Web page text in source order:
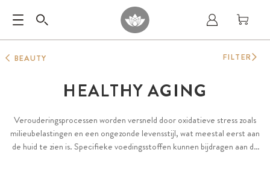
BEAUTY
HEALTHY AGING
Verouderingsprocessen worden versneld door oxidatieve stress zoals
milieubelastingen en een ongezonde levensstijl, wat meestal eerst aan
de huid te zien is. Specifieke voedingsstoffen kunnen bijdragen aan de
FILTER